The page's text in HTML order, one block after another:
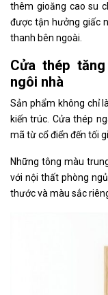
thêm gioăng cao su
được tận hưởng giấc
thanh bên ngoài.
Cửa thép
ngôi nhà
Sản phẩm không chỉ
kiến trúc. Cửa thép
mã từ cổ điển đến tối
Những tông màu
với nội thất phòng
thước và màu sắc